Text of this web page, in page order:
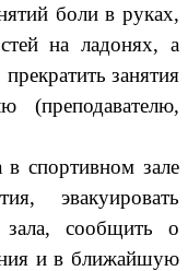
боли в руках,
на ладонях, а
занятия
спортивном зале
эвакуировать
сообщить о
и в ближайшую